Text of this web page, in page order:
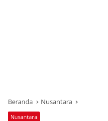
Beranda Nusantara
Nusantara